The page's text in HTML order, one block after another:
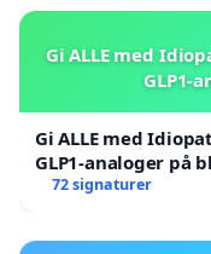
Gi ALLE med
GLP1-
Gi ALLE med
GLP1-analoger på
72 signaturer